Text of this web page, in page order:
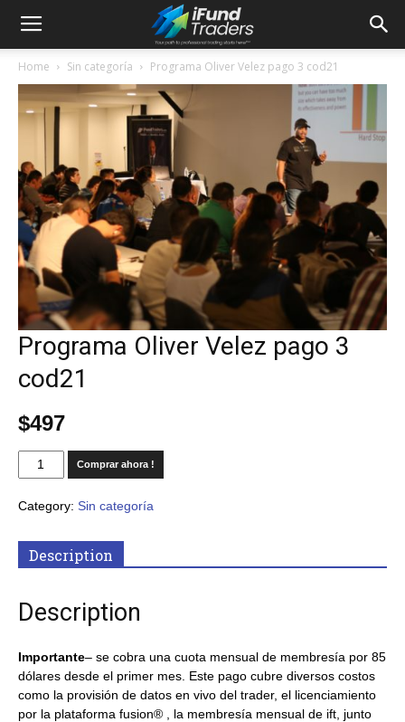
Home Sin categoría Programa Oliver Velez pago 3 cod21
Programa Oliver Velez pago 3
cod21
$497
Comprar ahora !
Category: Sin categoría
Description
Description
Importante– se cobra una cuota mensual de membresía por 85
dólares desde el primer mes. Este pago cubre diversos costos
como la provisión de datos en vivo del trader, el licenciamiento
por la plataforma fusion® , la membresía mensual de ift, junto